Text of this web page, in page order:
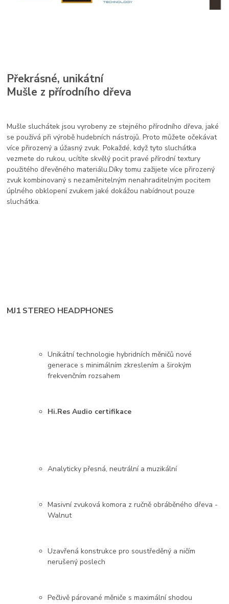
Překrásné, unikátní
Mušle z přírodního dřeva
Mušle sluchátek jsou vyrobeny ze stejného přírodního dřeva, jaké
se používá při výrobě hudebních nástrojů. Proto můžete očekávat
více přirozený a úžasný zvuk. Pokaždé, když tyto sluchátka
vezmete do rukou, ucítíte skvělý pocit pravé přírodní textury
použitého dřevěného materiálu.Díky tomu zažijete více přirozený
zvuk kombinovaný s nezaměnitelným nenahraditelným pocitem
úplného obklopení zvukem jaké dokážou nabídnout pouze
sluchátka.
MJ1 STEREO HEADPHONES
Unikátní technologie hybridních měničů nové
generace s minimálním zkreslením a širokým
frekvenčním rozsahem
Hi.Res Audio certifikace
Analyticky přesná, neutrální a muzikální
Masivní zvuková komora z ručně obráběného dřeva -
Walnut
Uzavřená konstrukce pro soustředěný a ničím
nerušený poslech
Pečlivě párované měniče s maximální shodou